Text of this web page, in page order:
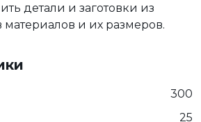
детали и заготовки из
и их размеров.
300
25